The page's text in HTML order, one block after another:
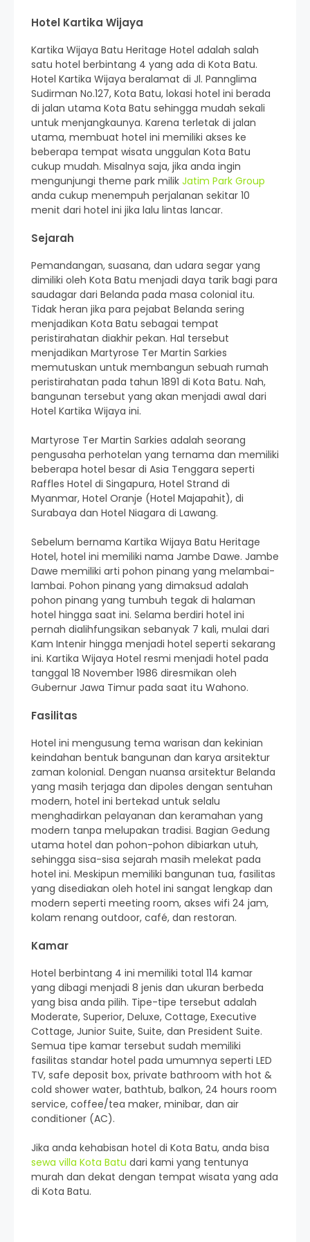
Hotel Kartika Wijaya
Kartika Wijaya Batu Heritage Hotel adalah salah
satu hotel berbintang 4 yang ada di Kota Batu.
Hotel Kartika Wijaya beralamat di Jl. Pannglima
Sudirman No.127, Kota Batu, lokasi hotel ini berada
di jalan utama Kota Batu sehingga mudah sekali
untuk menjangkaunya. Karena terletak di jalan
utama, membuat hotel ini memiliki akses ke
beberapa tempat wisata unggulan Kota Batu
cukup mudah. Misalnya saja, jika anda ingin
mengunjungi theme park milik Jatim Park Group
anda cukup menempuh perjalanan sekitar 10
menit dari hotel ini jika lalu lintas lancar.
Sejarah
Pemandangan, suasana, dan udara segar yang
dimiliki oleh Kota Batu menjadi daya tarik bagi para
saudagar dari Belanda pada masa colonial itu.
Tidak heran jika para pejabat Belanda sering
menjadikan Kota Batu sebagai tempat
peristirahatan diakhir pekan. Hal tersebut
menjadikan Martyrose Ter Martin Sarkies
memutuskan untuk membangun sebuah rumah
peristirahatan pada tahun 1891 di Kota Batu. Nah,
bangunan tersebut yang akan menjadi awal dari
Hotel Kartika Wijaya ini.
Martyrose Ter Martin Sarkies adalah seorang
pengusaha perhotelan yang ternama dan memiliki
beberapa hotel besar di Asia Tenggara seperti
Raffles Hotel di Singapura, Hotel Strand di
Myanmar, Hotel Oranje (Hotel Majapahit), di
Surabaya dan Hotel Niagara di Lawang.
Sebelum bernama Kartika Wijaya Batu Heritage
Hotel, hotel ini memiliki nama Jambe Dawe. Jambe
Dawe memiliki arti pohon pinang yang melambai-
lambai. Pohon pinang yang dimaksud adalah
pohon pinang yang tumbuh tegak di halaman
hotel hingga saat ini. Selama berdiri hotel ini
pernah dialihfungsikan sebanyak 7 kali, mulai dari
Kam Intenir hingga menjadi hotel seperti sekarang
ini. Kartika Wijaya Hotel resmi menjadi hotel pada
tanggal 18 November 1986 diresmikan oleh
Gubernur Jawa Timur pada saat itu Wahono.
Fasilitas
Hotel ini mengusung tema warisan dan kekinian
keindahan bentuk bangunan dan karya arsitektur
zaman kolonial. Dengan nuansa arsitektur Belanda
yang masih terjaga dan dipoles dengan sentuhan
modern, hotel ini bertekad untuk selalu
menghadirkan pelayanan dan keramahan yang
modern tanpa melupakan tradisi. Bagian Gedung
utama hotel dan pohon-pohon dibiarkan utuh,
sehingga sisa-sisa sejarah masih melekat pada
hotel ini. Meskipun memiliki bangunan tua, fasilitas
yang disediakan oleh hotel ini sangat lengkap dan
modern seperti meeting room, akses wifi 24 jam,
kolam renang outdoor, café, dan restoran.
Kamar
Hotel berbintang 4 ini memiliki total 114 kamar
yang dibagi menjadi 8 jenis dan ukuran berbeda
yang bisa anda pilih. Tipe-tipe tersebut adalah
Moderate, Superior, Deluxe, Cottage, Executive
Cottage, Junior Suite, Suite, dan President Suite.
Semua tipe kamar tersebut sudah memiliki
fasilitas standar hotel pada umumnya seperti LED
TV, safe deposit box, private bathroom with hot &
cold shower water, bathtub, balkon, 24 hours room
service, coffee/tea maker, minibar, dan air
conditioner (AC).
Jika anda kehabisan hotel di Kota Batu, anda bisa
sewa villa Kota Batu dari kami yang tentunya
murah dan dekat dengan tempat wisata yang ada
di Kota Batu.